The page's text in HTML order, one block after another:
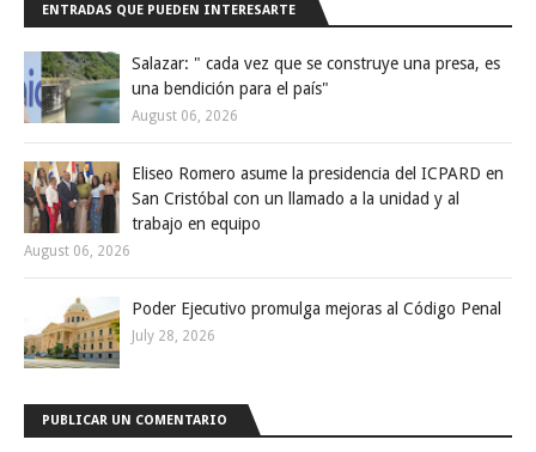
ENTRADAS QUE PUEDEN INTERESARTE
Salazar: " cada vez que se construye una presa, es
una bendición para el país"
August 06, 2026
Eliseo Romero asume la presidencia del ICPARD en
San Cristóbal con un llamado a la unidad y al
trabajo en equipo
August 06, 2026
Poder Ejecutivo promulga mejoras al Código Penal
July 28, 2026
PUBLICAR UN COMENTARIO